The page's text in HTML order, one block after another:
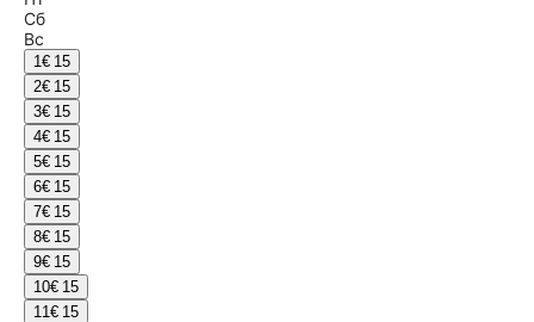
Сб
Вс
1€ 15
2€ 15
3€ 15
4€ 15
5€ 15
6€ 15
7€ 15
8€ 15
9€ 15
10€ 15
11€ 15